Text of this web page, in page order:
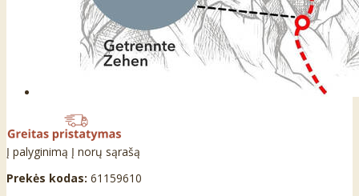
Į palyginimą Į norų sąrašą
Prekės kodas: 61159610